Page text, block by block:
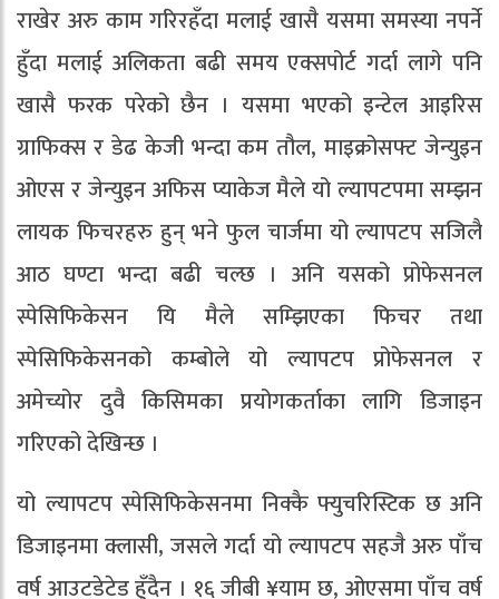
राखेर अरु काम गरिरहँदा मलाई खासै यसमा समस्या नपर्ने
हुँदा मलाई अलिकता बढी समय एक्सपोर्ट गर्दा लागे पनि
खासै फरक परेको छैन । यसमा भएको इन्टेल आइरिस
ग्राफिक्स र डेढ केजी भन्दा कम तौल, माइक्रोसफ्ट जेन्युइन
ओएस र जेन्युइन अफिस प्याकेज मैले यो ल्यापटपमा सम्झन
लायक फिचरहरु हुन् भने फुल चार्जमा यो ल्यापटप सजिलै
आठ घण्टा भन्दा बढी चल्छ । अनि यसको प्रोफेसनल
स्पेसिफिकेसन यि मैले सम्झिएका फिचर तथा
स्पेसिफिकेसनको कम्बोले यो ल्यापटप प्रोफेसनल र
अमेच्योर दुवै किसिमका प्रयोगकर्ताका लागि डिजाइन
गरिएको देखिन्छ ।
यो ल्यापटप स्पेसिफिकेसनमा निक्कै फ्युचरिस्टिक छ अनि
डिजाइनमा क्लासी, जसले गर्दा यो ल्यापटप सहजै अरु पाँच
वर्ष आउटडेटेड हुँदैन । १६ जीबी ¥याम छ, ओएसमा पाँच वर्ष